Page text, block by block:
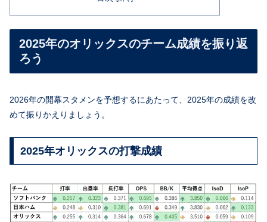
2025年のオリックスのチーム成績を振り返
ろう
2026年の開幕スタメンを予想するにあたって、2025年の成績を改
めて振りかえりましょう。
2025年オリックスの打撃成績